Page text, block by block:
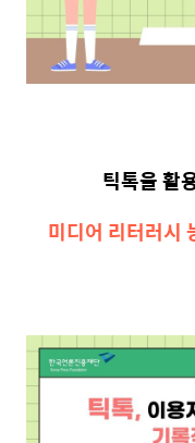
틱톡을 활
미디어 리터러시